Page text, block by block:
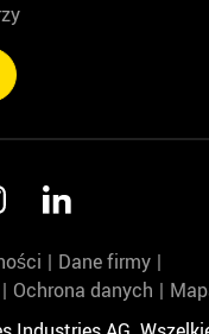
Dane firmy
Ochrona danych